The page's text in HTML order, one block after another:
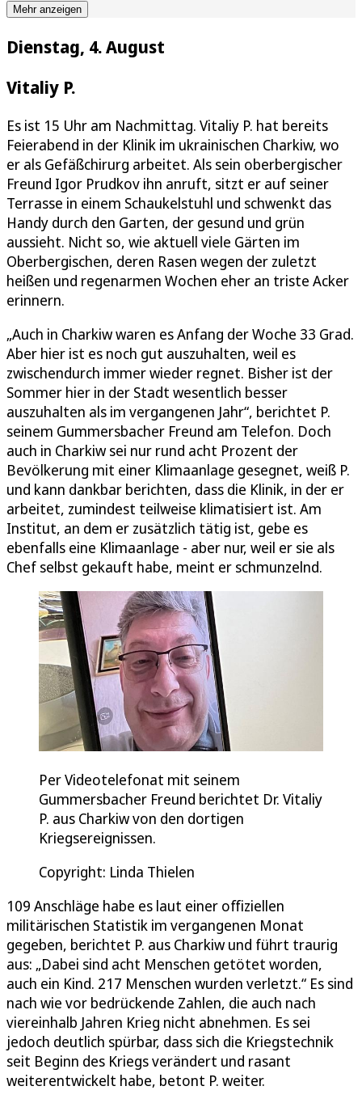
Mehr anzeigen
Dienstag, 4. August
Vitaliy P.
Es ist 15 Uhr am Nachmittag. Vitaliy P. hat bereits
Feierabend in der Klinik im ukrainischen Charkiw, wo
er als Gefäßchirurg arbeitet. Als sein oberbergischer
Freund Igor Prudkov ihn anruft, sitzt er auf seiner
Terrasse in einem Schaukelstuhl und schwenkt das
Handy durch den Garten, der gesund und grün
aussieht. Nicht so, wie aktuell viele Gärten im
Oberbergischen, deren Rasen wegen der zuletzt
heißen und regenarmen Wochen eher an triste Acker
erinnern.
„Auch in Charkiw waren es Anfang der Woche 33 Grad.
Aber hier ist es noch gut auszuhalten, weil es
zwischendurch immer wieder regnet. Bisher ist der
Sommer hier in der Stadt wesentlich besser
auszuhalten als im vergangenen Jahr“, berichtet P.
seinem Gummersbacher Freund am Telefon. Doch
auch in Charkiw sei nur rund acht Prozent der
Bevölkerung mit einer Klimaanlage gesegnet, weiß P.
und kann dankbar berichten, dass die Klinik, in der er
arbeitet, zumindest teilweise klimatisiert ist. Am
Institut, an dem er zusätzlich tätig ist, gebe es
ebenfalls eine Klimaanlage - aber nur, weil er sie als
Chef selbst gekauft habe, meint er schmunzelnd.
Per Videotelefonat mit seinem
Gummersbacher Freund berichtet Dr. Vitaliy
P. aus Charkiw von den dortigen
Kriegsereignissen.
Copyright: Linda Thielen
109 Anschläge habe es laut einer offiziellen
militärischen Statistik im vergangenen Monat
gegeben, berichtet P. aus Charkiw und führt traurig
aus: „Dabei sind acht Menschen getötet worden,
auch ein Kind. 217 Menschen wurden verletzt.“ Es sind
nach wie vor bedrückende Zahlen, die auch nach
viereinhalb Jahren Krieg nicht abnehmen. Es sei
jedoch deutlich spürbar, dass sich die Kriegstechnik
seit Beginn des Kriegs verändert und rasant
weiterentwickelt habe, betont P. weiter.